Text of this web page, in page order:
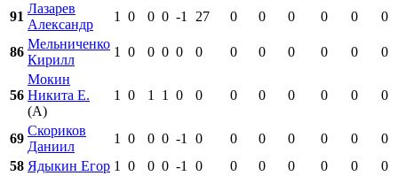
91
Лазарев
Александр
1 0 0 0 -1 27 0 0 0 0 0 0
86
Мельниченко
Кирилл
1 0 0 0 0 0 0 0 0 0 0 0
56
Мокин
Никита Е.
(А)
1 0 1 1 0 0 0 0 0 0 0 0
69
Скориков
Даниил
1 0 0 0 -1 0 0 0 0 0 0
0
58 Ядыкин Егор 1 0 0 0 -1 0 0 0 0 0 0
0